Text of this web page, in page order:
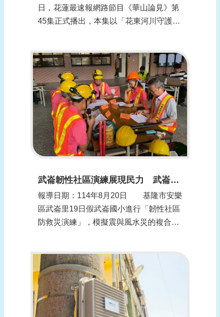
日，花蓮最速報網路節目《華山論見》第
45集正式播出，本集以「花東河川守護
仲，以及北區副大隊長兼花蓮溪下游分隊
分隊長劉廣龍擔任專訪來賓，由中華易經
哲學會榮譽理事長張逸華主持，深入探討
防汛工作...
武崙韌性社區演練展現民力 武崙國小、聯華食品、慈濟志工相挺
報導日期：114年8月20日 基隆市安樂
區武崙里19日假武崙國小進行「韌性社區
防救災演練」，模擬震與風水災的複合式
財，率領韌性社區防災編組成員進行應變
行動。 參演單位包括安樂區公所、安
樂消防分隊、武崙國小、佛教慈濟慈善事
業基...